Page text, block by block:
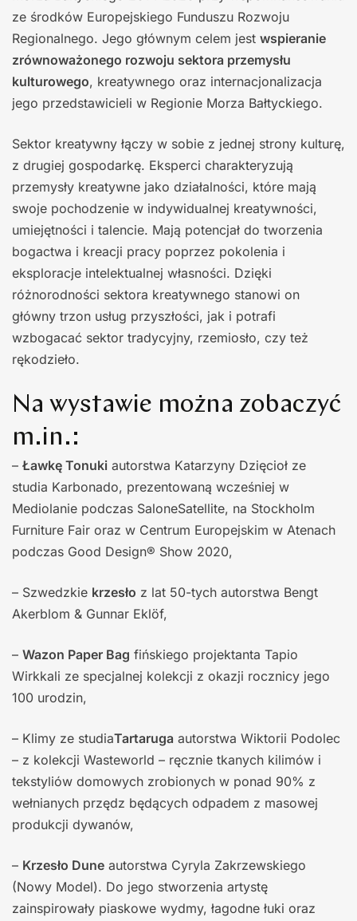
ze środków Europejskiego Funduszu Rozwoju
Regionalnego. Jego głównym celem jest wspieranie
zrównoważonego rozwoju sektora przemysłu
kulturowego, kreatywnego oraz internacjonalizacja
jego przedstawicieli w Regionie Morza Bałtyckiego.
Sektor kreatywny łączy w sobie z jednej strony kulturę,
z drugiej gospodarkę. Eksperci charakteryzują
przemysły kreatywne jako działalności, które mają
swoje pochodzenie w indywidualnej kreatywności,
umiejętności i talencie. Mają potencjał do tworzenia
bogactwa i kreacji pracy poprzez pokolenia i
eksploracje intelektualnej własności. Dzięki
różnorodności sektora kreatywnego stanowi on
główny trzon usług przyszłości, jak i potrafi
wzbogacać sektor tradycyjny, rzemiosło, czy też
rękodzieło.
Na wystawie można zobaczyć
m.in.:
– Ławkę Tonuki autorstwa Katarzyny Dzięcioł ze
studia Karbonado, prezentowaną wcześniej w
Mediolanie podczas SaloneSatellite, na Stockholm
Furniture Fair oraz w Centrum Europejskim w Atenach
podczas Good Design® Show 2020,
– Szwedzkie krzesło z lat 50-tych autorstwa Bengt
Akerblom & Gunnar Eklöf,
– Wazon Paper Bag fińskiego projektanta Tapio
Wirkkali ze specjalnej kolekcji z okazji rocznicy jego
100 urodzin,
– Klimy ze studiaTartaruga autorstwa Wiktorii Podolec
– z kolekcji Wasteworld – ręcznie tkanych kilimów i
tekstyliów domowych zrobionych w ponad 90% z
wełnianych przędz będących odpadem z masowej
produkcji dywanów,
– Krzesło Dune autorstwa Cyryla Zakrzewskiego
(Nowy Model). Do jego stworzenia artystę
zainspirowały piaskowe wydmy, łagodne łuki oraz